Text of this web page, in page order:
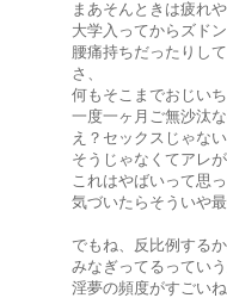
まあそんときは疲れ
大学入ってからズド
腰痛持ちだったりし
さ、
何もそこまでおじい
一度一ヶ月ご無沙汰
え？セックスじゃな
そうじゃなくてアレ
これはやばいって思
気づいたらそういや
でもね、反比例する
みなぎってるっていう
淫夢の頻度がすごいね